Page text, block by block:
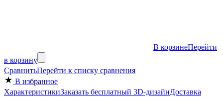
В корзинеПерейти
в корзину
СравнитьПерейти к списку сравнения
В избранное
ХарактеристикиЗаказать бесплатный 3D-дизайнДоставка